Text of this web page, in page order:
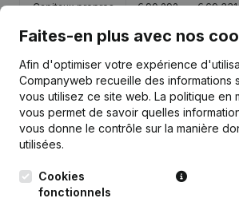
Capitaux propres €90 292 €69 331
Personnel 0,2
Publications de Francke Services
Faites-en plus avec nos
Afin d'optimiser votre expérience
Companyweb recueille des informations
vous utilisez ce site web. La politique en
vous permet de savoir quelles
vous donne le contrôle sur la manière
utilisées.
Cookies
fonctionnels